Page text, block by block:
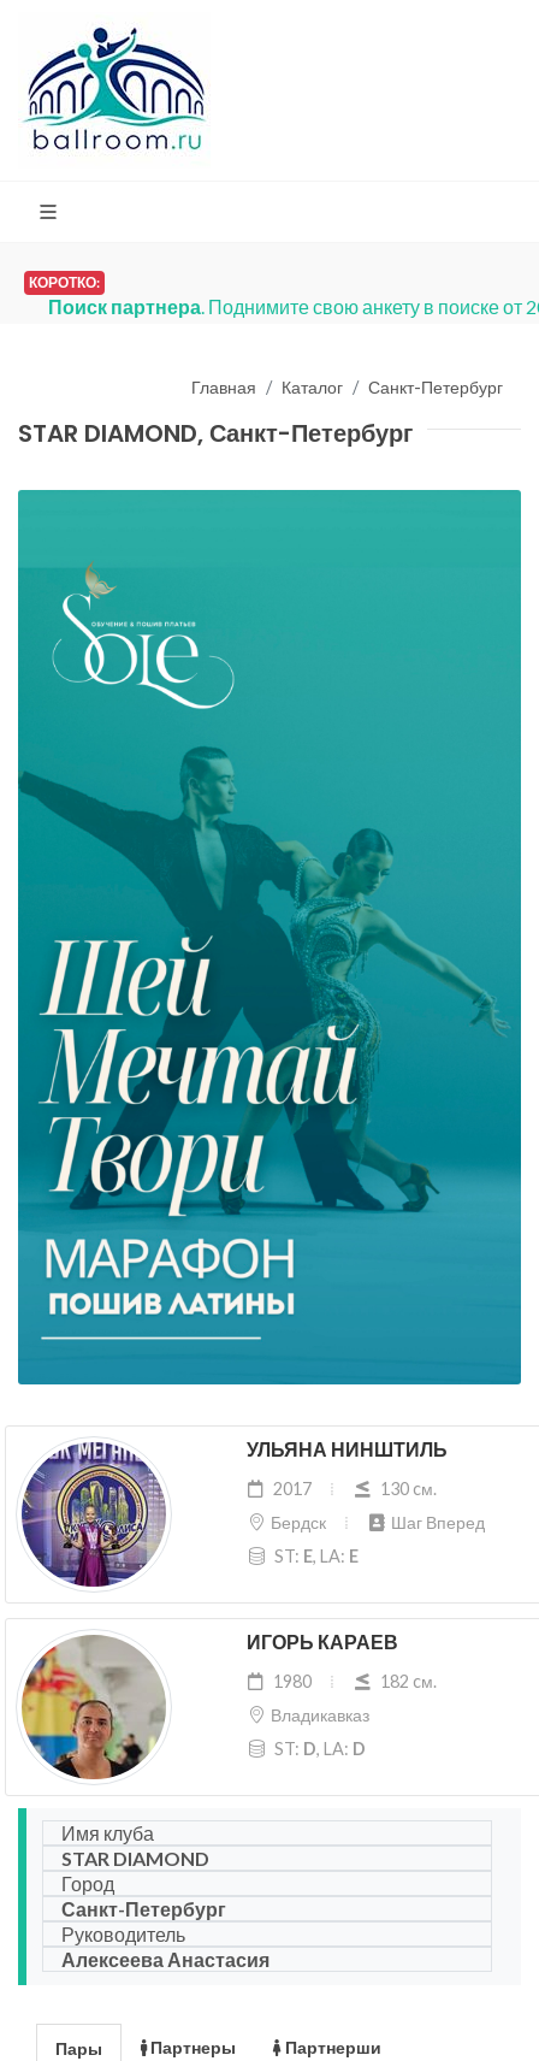
КОРОТКО:
Поиск партнера. Поднимите свою анкету в поиске от
Главная Каталог Санкт-Петербург
STAR DIAMOND, Санкт-Петербург
УЛЬЯНА НИНШТИЛЬ
2017
130 cм.
Бердск
Шаг Вперед
ST: E, LA: E
ИГОРЬ КАРАЕВ
1980
182 cм.
Владикавказ
ST: D, LA: D
Имя клуба
STAR DIAMOND
Город
Санкт-Петербург
Руководитель
Алексеева Анастасия
Пары Партнеры Партнерши